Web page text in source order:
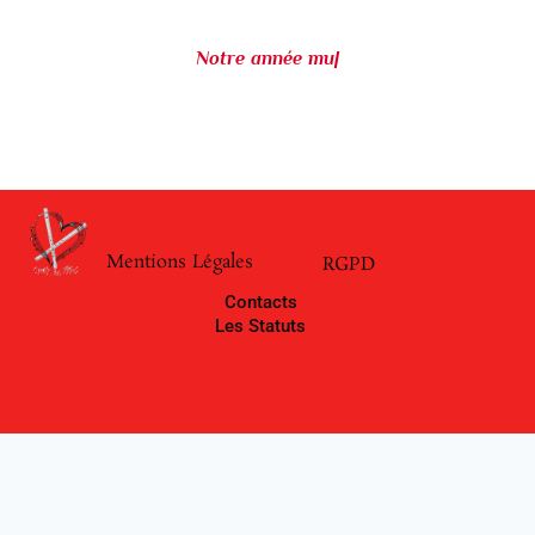
Notre année mus|
Mentions Légales RGPD
Contacts
Les Statuts